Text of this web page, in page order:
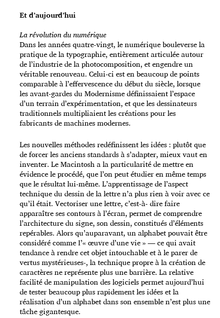
Et d’aujourd’hui
La révolution du numérique
Dans les années quatre-vingt, le numérique bouleverse la
pratique de la typographie, entièrement articulée autour
de l’industrie de la photocomposition, et engendre un
véritable renouveau. Celui-ci est en beaucoup de points
comparable à l’effervescence du début du siècle, lorsque
les avant-gardes du Modernisme définissaient l’espace
d’un terrain d’expérimen­tation, et que les dessinateurs
traditionnels multipliaient les créations pour les
fabricants de machines modernes.
Les nouvelles méthodes redéfinissent les idées : plutôt que
de forcer les anciens standards à s’adapter, mieux vaut en
inventer. Le Macintosh a la particularité de mettre en
évidence le procédé, que l’on peut étudier en même temps
que le résultat lui-même. L’apprentissage de l’aspect
technique du dessin de la lettre n’a plus rien à voir avec ce
qu’il était. Vectoriser une lettre, c’est-à- dire faire
apparaître ses contours à l’écran, permet de comprendre
l’architecture du signe, son dessin, constitués d’éléments
repérables. Alors qu’auparavant, un alphabet pouvait être
considéré comme I’« œuvre d’une vie » — ce qui avait
tendance à rendre cet objet intouchable et à le parer de
vertus mystérieuses-, la technique propre à la création de
caractères ne représente plus une barrière. La relative
facilité de manipulation des logiciels permet aujourd’hui
de tester beaucoup plus rapidement les idées et la
réalisation d’un alphabet dans son ensemble n’est plus une
tâche gigantesque.